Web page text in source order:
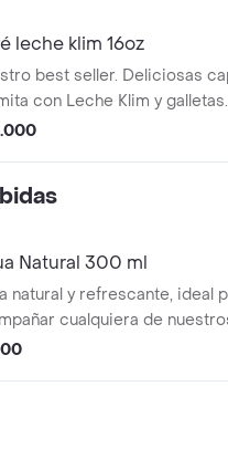
leche klim 16oz
best seller. Deliciosas
con Leche Klim y galletas
que crean la combinación
grande.
Natural 300 ml
natural y refrescante, ideal
cualquiera de